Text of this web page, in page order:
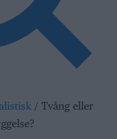
/ Tvång eller